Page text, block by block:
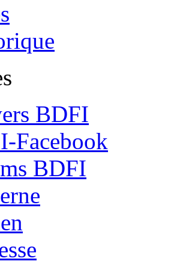
BDFI
Facebook
BDFI